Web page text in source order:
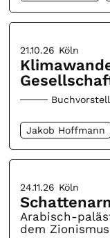
21.10.26 Köln
Jakob Hoffmann
24.11.26 Köln
Arabisch-
dem Zionismus